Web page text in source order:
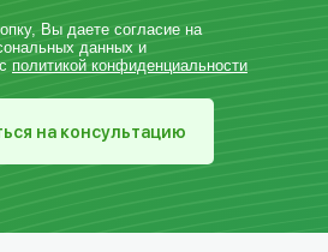
Вы даете согласие на
данных и
политикой конфиденциальности
на консультацию